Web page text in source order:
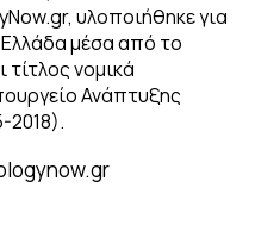
υλοποιήθηκε για
μέσα από το
τίτλος νομικά
Ανάπτυξης